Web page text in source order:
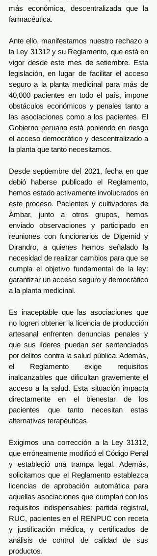
más económica, descentralizada que la
farmacéutica.
Ante ello, manifestamos nuestro rechazo a
la Ley 31312 y su Reglamento, que está en
vigor desde este mes de setiembre. Esta
legislación, en lugar de facilitar el acceso
seguro a la planta medicinal para más de
40,000 pacientes en todo el país, impone
obstáculos económicos y penales tanto a
las asociaciones como a los pacientes. El
Gobierno peruano está poniendo en riesgo
el acceso democrático y descentralizado a
la planta que tanto necesitamos.
Desde septiembre del 2021, fecha en que
debió haberse publicado el Reglamento,
hemos estado activamente involucrados en
este proceso. Pacientes y cultivadores de
Ámbar, junto a otros grupos, hemos
enviado observaciones y participado en
reuniones con funcionarios de Digemid y
Dirandro, a quienes hemos señalado la
necesidad de realizar cambios para que se
cumpla el objetivo fundamental de la ley:
garantizar un acceso seguro y democrático
a la planta medicinal.
Es inaceptable que las asociaciones que
no logren obtener la licencia de producción
artesanal enfrenten denuncias penales y
que sus líderes puedan ser sentenciados
por delitos contra la salud pública. Además,
el Reglamento exige requisitos
inalcanzables que dificultan gravemente el
acceso a la salud. Esta situación impacta
directamente en el bienestar de los
pacientes que tanto necesitan estas
alternativas terapéuticas.
Exigimos una corrección a la Ley 31312,
que erróneamente modificó el Código Penal
y estableció una trampa legal. Además,
solicitamos que el Reglamento establezca
licencias de aprobación automática para
aquellas asociaciones que cumplan con los
requisitos indispensables: partida registral,
RUC, pacientes en el RENPUC con receta
y justificación médica, y certificados de
análisis de control de calidad de sus
productos.